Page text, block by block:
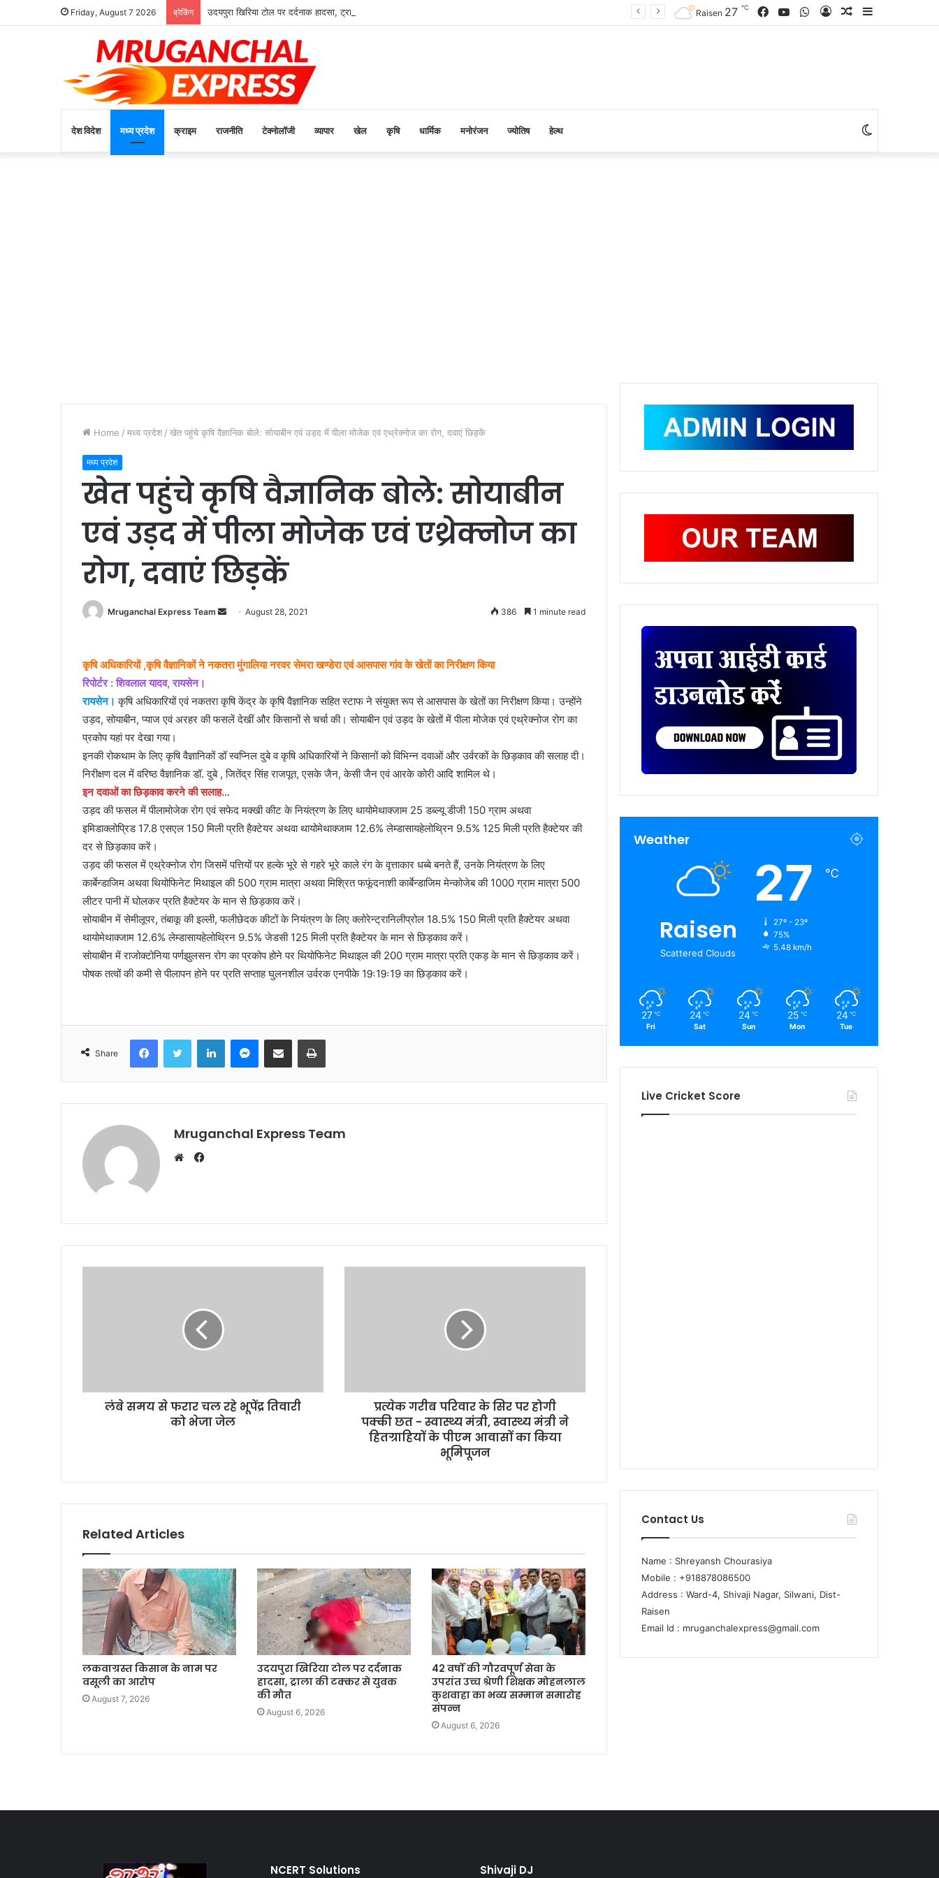
Friday, August 7 2026 ब्रेकिंग उदयपुरा खिरिया टोल पर दर्दनाक हादसा, ट्राला की टक्कर से युवक की मौत Sidebar
Random
Log
WhatsApp
YouTube
Facebook
Raisen 27 ℃
देश विदेश मध्य प्रदेश क्राइम राजनीति टेक्नोलॉजी व्यापार खेल कृषि धार्मिक मनोरंजन ज्योतिष हेल्थ
Home / मध्य प्रदेश / खेत पहुंचे कृषि वैज्ञानिक बोले: सोयाबीन एवं उड़द में पीला मोजेक एवं एथ्रेक्नोज का रोग, दवाएं छिड़कें
मध्य प्रदेश
खेत पहुंचे कृषि वैज्ञानिक बोले: सोयाबीन
एवं उड़द में पीला मोजेक एवं एथ्रेक्नोज का
रोग, दवाएं छिड़कें
Mruganchal Express Team
Send August 28, 2021 386 1 minute read
कृषि अधिकारियों ,कृषि वैज्ञानिकों ने नकतरा मुंगालिया नरवर सेमरा खण्डेरा एवं आसपास गांव के खेतों का निरीक्षण किया
रिपोर्टर : शिवलाल यादव, रायसेन।
रायसेन। कृषि अधिकारियों एवं नकतरा कृषि केंद्र के कृषि वैज्ञानिक सहित स्टाफ ने संयुक्त रूप से आसपास के खेतों का निरीक्षण किया। उन्होंने
उड़द, सोयाबीन, प्याज एवं अरहर की फसलें देखीं और किसानों से चर्चा की। सोयाबीन एवं उड़द के खेतों में पीला मोजेक एवं एथ्रेक्नोज रोग का
प्रकोप यहां पर देखा गया।
इनकी रोकथाम के लिए कृषि वैज्ञानिकों डॉ स्वप्निल दुबे व कृषि अधिकारियों ने किसानों को विभिन्न दवाओं और उर्वरकों के छिड़काव की सलाह दी।
निरीक्षण दल में वरिष्ठ वैज्ञानिक डॉ. दुबे , जितेंद्र सिंह राजपूत, एसके जैन, केसी जैन एवं आरके कोरी आदि शामिल थे।
इन दवाओं का छिड़काव करने की सलाह…
उड़द की फसल में पीलामोजेक रोग एवं सफेद मक्खी कीट के नियंत्रण के लिए थायोमेथाक्जाम 25 डब्ल्यू डीजी 150 ग्राम अथवा
इमिडाक्लोप्रिड 17.8 एसएल 150 मिली प्रति हैक्टेयर अथवा थायोमेथाक्जाम 12.6% लेम्डासायहेलोथ्रिन 9.5% 125 मिली प्रति हैक्टेयर की
दर से छिड़काव करें।
उड़द की फसल में एथ्रेक्नोज रोग जिसमें पत्तियों पर हल्के भूरे से गहरे भूरे काले रंग के वृत्ताकार धब्बे बनते हैं, उनके नियंत्रण के लिए
कार्बेन्डाजिम अथवा थियोफिनेट मिथाइल की 500 ग्राम मात्रा अथवा मिश्रित फफूंदनाशी कार्बेन्डाजिम मेन्कोजेब की 1000 ग्राम मात्रा 500
लीटर पानी में घोलकर प्रति हैक्टेयर के मान से छिड़काव करें।
सोयाबीन में सेमीलूपर, तंबाकू की इल्ली, फलीछेदक कीटों के नियंत्रण के लिए क्लोरेन्ट्रानिलीप्रोल 18.5% 150 मिली प्रति हैक्टेयर अथवा
थायोमेथाक्जाम 12.6% लेम्डासायहेलोथ्रिन 9.5% जेडसी 125 मिली प्रति हैक्टेयर के मान से छिड़काव करें।
सोयाबीन में राजोक्टोनिया पर्णझुलसन रोग का प्रकोप होने पर थियोफिनेट मिथाइल की 200 ग्राम मात्रा प्रति एकड़ के मान से छिड़काव करें।
पोषक तत्वों की कमी से पीलापन होने पर प्रति सप्ताह घुलनशील उर्वरक एनपीके 19ः19ः19 का छिड़काव करें।
Share
FacebookTwitter LinkedInMessenger
Share via Email Print
Mruganchal Express Team
Facebook
लंबे समय से फरार चल रहे भूपेंद्र तिवारी
को भेजा जेल
प्रत्येक गरीब परिवार के सिर पर होगी
पक्की छत - स्वास्थ्य मंत्री, स्वास्थ्य मंत्री ने
हितग्राहियों के पीएम आवासों का किया
भूमिपूजन
Related Articles
लकवाग्रस्त किसान के नाम पर
वसूली का आरोप
August 7, 2026
उदयपुरा खिरिया टोल पर दर्दनाक
हादसा, ट्राला की टक्कर से युवक
की मौत
August 6, 2026
42 वर्षों की गौरवपूर्ण सेवा के
उपरांत उच्च श्रेणी शिक्षक मोहनलाल
कुशवाहा का भव्य सम्मान समारोह
संपन्न
August 6, 2026
Weather
Raisen
Scattered Clouds
27 ℃
27º - 23º
75%
5.48 km/h
27 ℃
Fri
24 ℃
Sat
24 ℃
Sun
25 ℃
Mon
24 ℃
Tue
Live Cricket Score
Contact Us
Name : Shreyansh Chourasiya
Mobile : +918878086500
Address : Ward-4, Shivaji Nagar, Silwani, Dist-
Raisen
Email Id : mruganchalexpress@gmail.com
NCERT Solutions Shivaji DJ